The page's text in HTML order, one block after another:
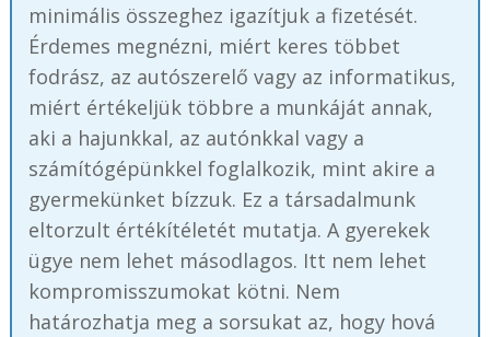
minimális összeghez igazítjuk a fizetését.
Érdemes megnézni, miért keres többet
fodrász, az autószerelő vagy az informatikus,
miért értékeljük többre a munkáját annak,
aki a hajunkkal, az autónkkal vagy a
számítógépünkkel foglalkozik, mint akire a
gyermekünket bízzuk. Ez a társadalmunk
eltorzult értékítéletét mutatja. A gyerekek
ügye nem lehet másodlagos. Itt nem lehet
kompromisszumokat kötni. Nem
határozhatja meg a sorsukat az, hogy hová